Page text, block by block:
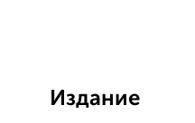
Издание